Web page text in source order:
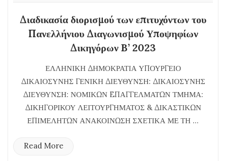
Διαδικασία διορισμού των επιτυχόντων του
Πανελλήνιου Διαγωνισμού Υποψηφίων
Δικηγόρων B’ 2023
ΕΛΛΗΝΙΚΗ ΔΗΜΟΚΡΑΤΙΑ ΥΠΟΥΡΓΕΙΟ
ΔΙΚΑΙΟΣΥΝΗΣ ΓΕΝΙΚΗ ΔΙΕΥΘΥΝΣΗ: ΔΙΚΑΙΟΣΥΝΗΣ
ΔΙΕΥΘΥΝΣΗ: ΝΟΜΙΚΩΝ EΠΑΓΓΕΛΜΑΤΩΝ ΤΜΗΜΑ:
ΔΙΚΗΓΟΡΙΚΟΥ ΛΕΙΤΟΥΡΓΗΜΑΤΟΣ & ΔΙΚΑΣΤΙΚΩΝ
ΕΠΙΜΕΛΗΤΩΝ ΑΝΑΚΟΙΝΩΣΗ ΣΧΕΤΙΚΑ ΜΕ ΤΗ ...
Read More